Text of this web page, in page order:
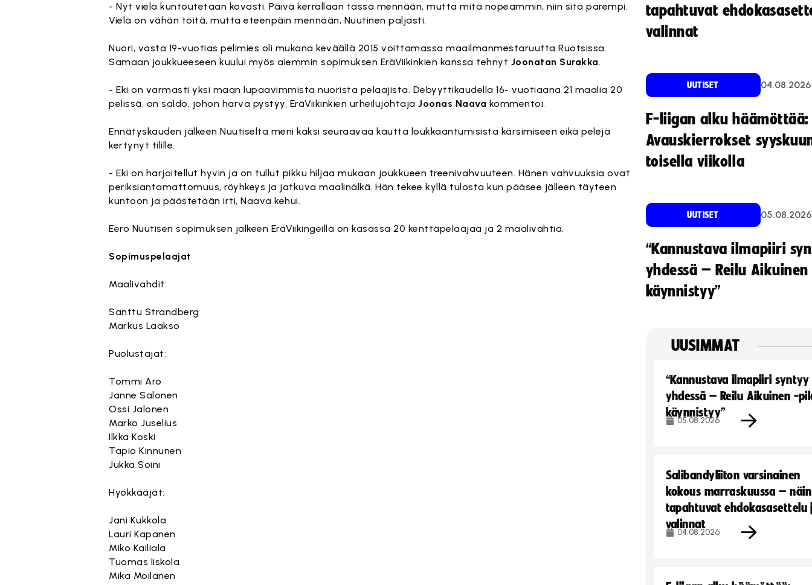
- Nyt vielä kuntoutetaan kovasti. Päivä kerrallaan tässä mennään, mutta mitä nopeammin, niin sitä parempi.
Vielä on vähän töitä, mutta eteenpäin mennään, Nuutinen paljasti.
Nuori, vasta 19-vuotias pelimies oli mukana keväällä 2015 voittamassa maailmanmestaruutta Ruotsissa.
Samaan joukkueeseen kuului myös aiemmin sopimuksen EräViikinkien kanssa tehnyt Joonatan Surakka.
- Eki on varmasti yksi maan lupaavimmista nuorista pelaajista. Debyyttikaudella 16- vuotiaana 21 maalia 20
pelissä, on saldo, johon harva pystyy, EräViikinkien urheilujohtajaJoonas Naava kommentoi.
Ennätyskauden jälkeen Nuutiselta meni kaksi seuraavaa kautta loukkaantumisista kärsimiseen eikä pelejä
kertynyt tilille.
- Eki on harjoitellut hyvin ja on tullut pikku hiljaa mukaan joukkueen treenivahvuuteen. Hänen vahvuuksia ovat
periksiantamattomuus, röyhkeys ja jatkuva maalinälkä. Hän tekee kyllä tulosta kun pääsee jälleen täyteen
kuntoon ja päästetään irti, Naava kehui.
Eero Nuutisen sopimuksen jälkeen EräViikingeillä on kasassa 20 kenttäpelaajaa ja 2 maalivahtia.
Sopimuspelaajat
Maalivahdit:
Santtu Strandberg
Markus Laakso
Puolustajat:
Tommi Aro
Janne Salonen
Ossi Jalonen
Marko Juselius
Ilkka Koski
Tapio Kinnunen
Jukka Soini
Hyökkääjät:
Jani Kukkola
Lauri Kapanen
Miko Kailiala
Tuomas Iiskola
Mika Moilanen
tapahtuvat
valinnat
UUTISET 04.08.2026
F-liigan alku häämöttää:
Avauskierrokset
toisella viikolla
UUTISET 05.08.2026
“Kannustava ilmapiiri
yhdessä – Reilu
käynnistyy”
UUSIMMAT
“Kannustava ilmapiiri syntyy
yhdessä – Reilu Aikuinen -
käynnistyy”
05.08.2026
Salibandyliiton varsinainen
kokous marraskuussa – näin
tapahtuvat ehdokasasettelu
valinnat
04.08.2026